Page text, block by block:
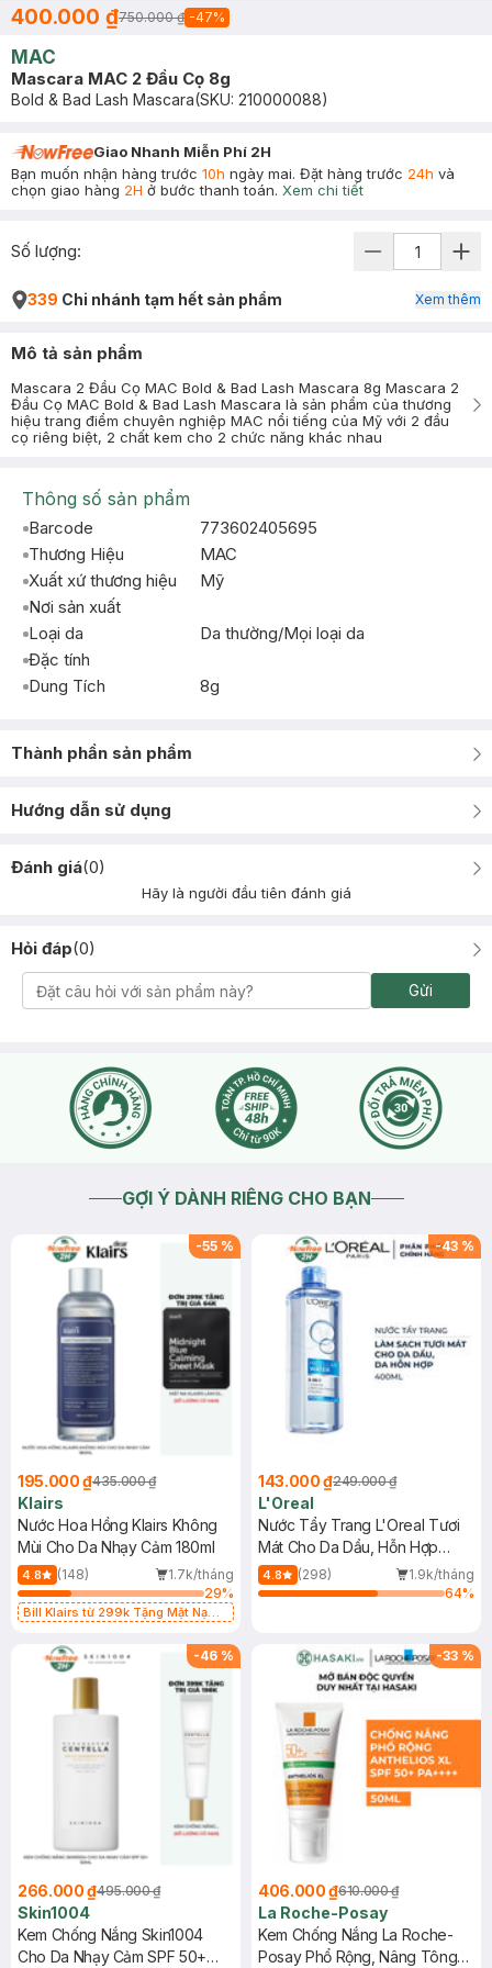
400.000 ₫750.000 ₫ -47%
MAC
Mascara MAC 2 Đầu Cọ 8g
Bold & Bad Lash Mascara(SKU: 210000088)
Giao Nhanh Miễn Phí 2H
Bạn muốn nhận hàng trước 10h ngày mai. Đặt hàng trước 24h và
chọn giao hàng 2H ở bước thanh toán. Xem chi tiết
Số lượng:
339 Chi nhánh tạm hết sản phẩm Xem thêm
Mô tả sản phẩm
Mascara 2 Đầu Cọ MAC Bold & Bad Lash Mascara 8g Mascara 2
Đầu Cọ MAC Bold & Bad Lash Mascara là sản phẩm của thương
hiệu trang điểm chuyên nghiệp MAC nổi tiếng của Mỹ với 2 đầu
cọ riêng biệt, 2 chất kem cho 2 chức năng khác nhau
Thông số sản phẩm
Barcode
773602405695
Thương Hiệu
MAC
Xuất xứ thương hiệu
Mỹ
Nơi sản xuất
Loại da
Da thường/Mọi loại da
Đặc tính
Dung Tích
8g
Thành phần sản phẩm
Hướng dẫn sử dụng
Đánh giá(0)
Hãy là người đầu tiên đánh giá
Hỏi đáp(0)
Gửi
GỢI Ý DÀNH RIÊNG CHO BẠN
-55 %
195.000 ₫435.000 ₫
Klairs
Nước Hoa Hồng Klairs Không
Mùi Cho Da Nhạy Cảm 180ml
4.8 (148)
1.7k/tháng
29%
Bill Klairs từ 299k Tặng Mặt Nạ
25ml (SL Có Hạn)
-43 %
143.000 ₫249.000 ₫
L'Oreal
Nước Tẩy Trang L'Oreal Tươi
Mát Cho Da Dầu, Hỗn Hợp
400ml
4.8 (298)
1.9k/tháng
64%
-46 %
266.000 ₫495.000 ₫
Skin1004
Kem Chống Nắng Skin1004
Cho Da Nhạy Cảm SPF 50+
-33 %
406.000 ₫610.000 ₫
La Roche-Posay
Kem Chống Nắng La Roche-
Posay Phổ Rộng, Nâng Tông